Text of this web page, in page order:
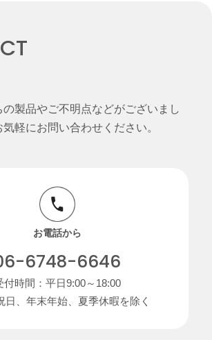
の製品やご不明点などがございまし
軽にお問い合わせください。
お電話から
6748-6646
付時間：平日9:00～18:00
、年末年始、夏季休暇を除く